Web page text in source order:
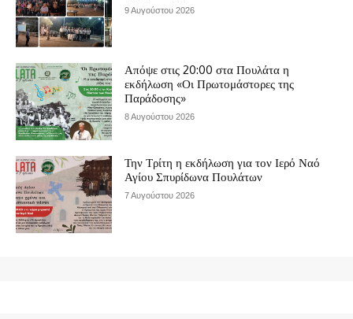
9 Αυγούστου 2026
Απόψε στις 20:00 στα Πουλάτα η
εκδήλωση «Οι Πρωτομάστορες της
Παράδοσης»
8 Αυγούστου 2026
Την Τρίτη η εκδήλωση για τον Ιερό Ναό
Αγίου Σπυρίδωνα Πουλάτων
7 Αυγούστου 2026